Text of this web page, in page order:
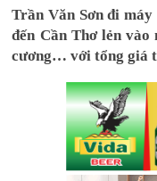
Trần Văn Sơn đi
đến Cần Thơ lẻn
cương… với tổng giá